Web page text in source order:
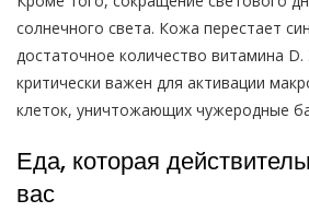
солнечного света. Кожа перестает
достаточное количество витамина
критически важен для активации
клеток, уничтожающих чужеродные
Еда, которая
вас